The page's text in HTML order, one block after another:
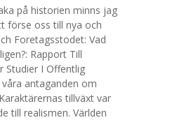
på historien minns jag
förse oss till nya och
Foretagsstodet: Vad
Rapport Till
Studier I Offentlig
antaganden om
tillväxt var
till realismen. Världen